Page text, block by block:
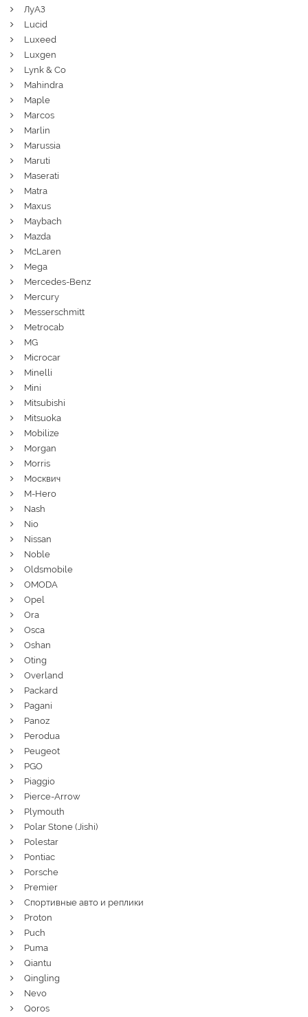
ЛуАЗ
Lucid
Luxeed
Luxgen
Lynk & Co
Mahindra
Maple
Marcos
Marlin
Marussia
Maruti
Maserati
Matra
Maxus
Maybach
Mazda
McLaren
Mega
Mercedes-Benz
Mercury
Messerschmitt
Metrocab
MG
Microcar
Minelli
Mini
Mitsubishi
Mitsuoka
Mobilize
Morgan
Morris
Москвич
M-Hero
Nash
Nio
Nissan
Noble
Oldsmobile
OMODA
Opel
Ora
Osca
Oshan
Oting
Overland
Packard
Pagani
Panoz
Perodua
Peugeot
PGO
Piaggio
Pierce-Arrow
Plymouth
Polar Stone (Jishi)
Polestar
Pontiac
Porsche
Premier
Спортивные авто и реплики
Proton
Puch
Puma
Qiantu
Qingling
Nevo
Qoros